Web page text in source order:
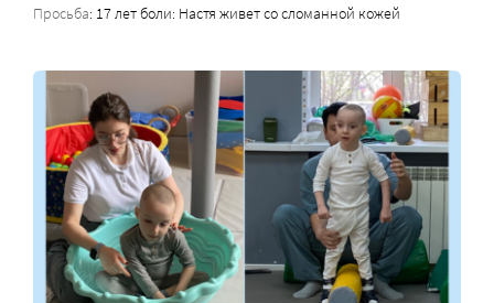
Просьба: 17 лет боли: Настя живет со сломанной кожей